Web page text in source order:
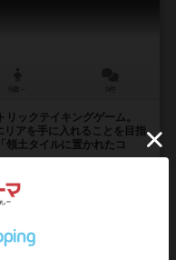
ックテイキングゲーム。
アを手に入れることを目指
領土タイルに置かれたコ
。頭脳で勝負だ！ 『カラ
美（Emi Hirano）